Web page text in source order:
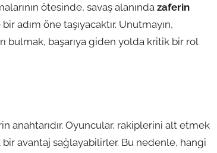
ötesinde, savaş alanında zaferin
adım öne taşıyacaktır. Unutmayın,
bulmak, başarıya giden yolda kritik bir rol
anahtarıdır. Oyuncular, rakiplerini alt etmek
avantaj sağlayabilirler. Bu nedenle, hangi